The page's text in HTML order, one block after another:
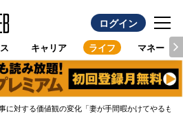
ログイン
キャリア ライフ マネー
に対する価値観の変化「妻が手間暇かけてやるもの